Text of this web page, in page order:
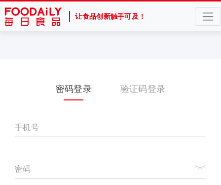
让食品创新触手可及！
密码登录 验证码登录
手机号
密码